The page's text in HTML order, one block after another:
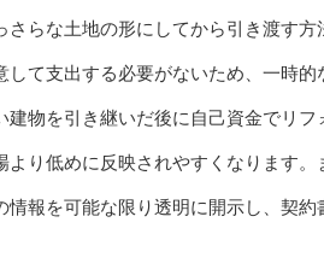
らな土地の形にしてから引き渡す方
て支出する必要がないため、一時的
物を引き継いだ後に自己資金でリフ
り低めに反映されやすくなります
報を可能な限り透明に開示し、契